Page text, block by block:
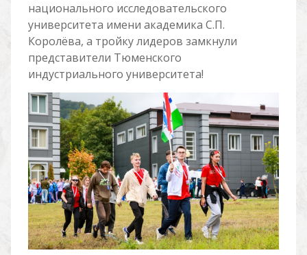
национального исследовательского
университета имени академика С.П.
Королёва, а тройку лидеров замкнули
представители Тюменского
индустриального университета!